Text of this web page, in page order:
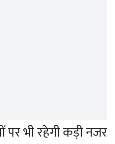
पर भी रहेगी कड़ी नजर